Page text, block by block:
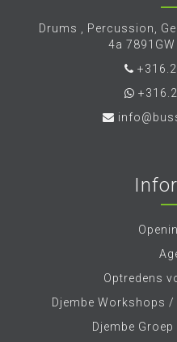
Drums , Percussion,
4a
Optredens
Djembe Workshops
Djembe